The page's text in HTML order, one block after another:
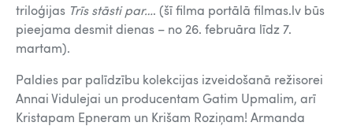
triloģijas Trīs stāsti par…. (šī filma portālā filmas.lv būs
pieejama desmit dienas – no 26. februāra līdz 7.
martam).
Paldies par palīdzību kolekcijas izveidošanā režisorei
Annai Vidulejai un producentam Gatim Upmalim, arī
Kristapam Epneram un Krišam Roziņam! Armanda